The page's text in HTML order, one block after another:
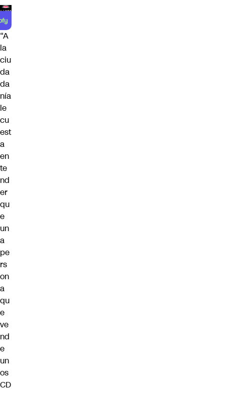
“A
la
ciu
da
da
nía
le
cu
est
a
en
te
nd
er
qu
e
un
a
pe
rs
on
a
qu
e
ve
nd
e
un
os
CD